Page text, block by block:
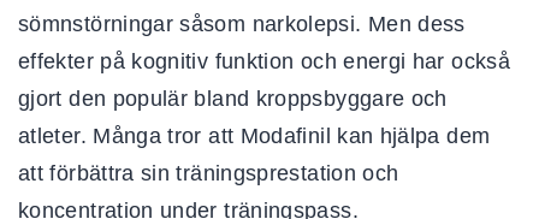
sömnstörningar såsom narkolepsi. Men dess
effekter på kognitiv funktion och energi har också
gjort den populär bland kroppsbyggare och
atleter. Många tror att Modafinil kan hjälpa dem
att förbättra sin träningsprestation och
koncentration under träningspass.